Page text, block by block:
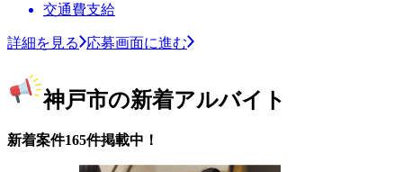
交通費支給
詳細を見る 応募画面に進む
神戸市の新着アルバイト
新着案件165件掲載中！